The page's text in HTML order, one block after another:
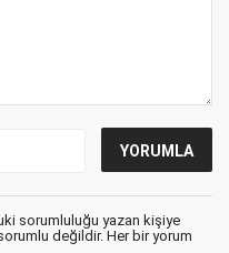
sorumluluğu yazan kişiye
değildir. Her bir yorum